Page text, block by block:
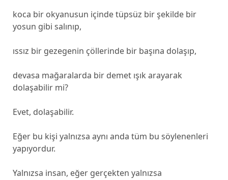
koca bir okyanusun içinde tüpsüz bir şekilde bir
yosun gibi salınıp,
ıssız bir gezegenin çöllerinde bir başına dolaşıp,
devasa mağaralarda bir demet ışık arayarak
dolaşabilir mi?
Evet, dolaşabilir.
Eğer bu kişi yalnızsa aynı anda tüm bu söylenenleri
yapıyordur.
Yalnızsa insan, eğer gerçekten yalnızsa